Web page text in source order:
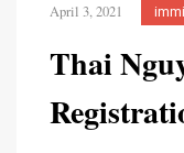
April 3, 2021
Thai